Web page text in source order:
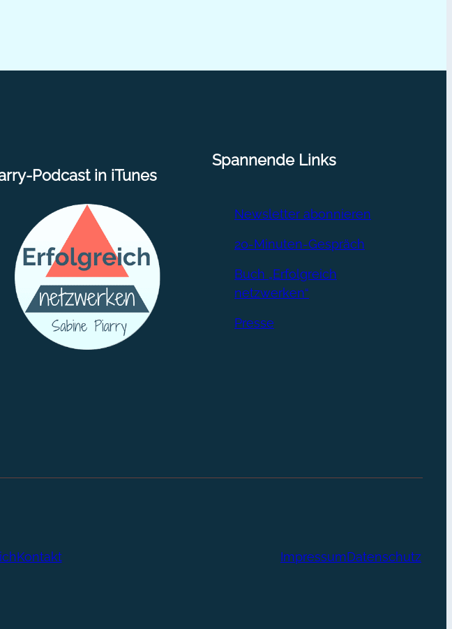
Podcast in iTunes
Spannende Links
Newsletter abonnieren
20-Minuten-Gespräch
Buch „Erfolgreich
netzwerken“
Presse
Kontakt ImpressumDatenschutz